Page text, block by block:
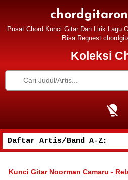
Pusat Chord Kunci Gitar Dan Lirik Lagu
Bisa Request
Koleksi
Kunci Gitar Noorman Camaru -